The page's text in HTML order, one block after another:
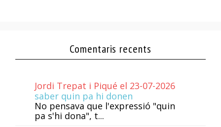
Comentaris recents
Jordi Trepat i Piqué el 23-07-2026
saber quin pa hi donen
No pensava que l'expressió "quin
pa s'hi dona", t...